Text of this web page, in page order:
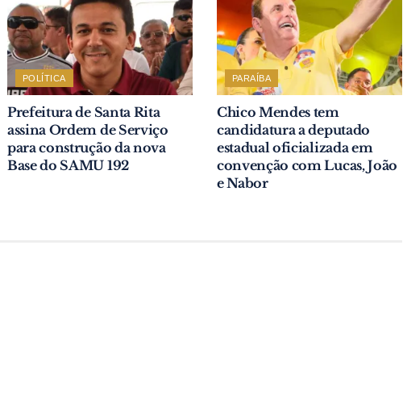
POLÍTICA
Prefeitura de Santa Rita
assina Ordem de Serviço
para construção da nova
Base do SAMU 192
PARAÍBA
Chico Mendes tem
candidatura a deputado
estadual oficializada em
convenção com Lucas, João
e Nabor